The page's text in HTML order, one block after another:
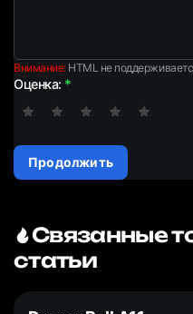
Внимание:HTML не
Оценка:
Продолжить
Связанные
статьи